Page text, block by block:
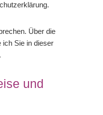
Über die
ich Sie in dieser
und